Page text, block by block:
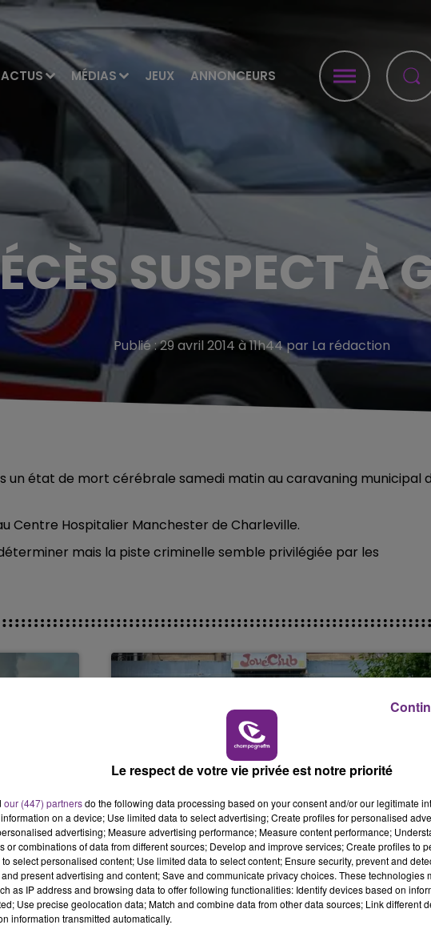
ACTUS MÉDIAS JEUX ANNONCEURS
11h00 - 16h00
LE WEEK-END CHAMPAGNE FM
SUSPECT À
Publié : 29 avril 2014 à 11h44 par La rédaction
un état de mort cérébrale samedi matin au caravaning municipal
Centre Hospitalier Manchester de Charleville.
mais la piste criminelle semble privilégiée par les
situation
SES PORTES
C'était l'une des institutions du centre-ville
rémois. Le magasin JouéClub est contraint de
fermer ses portes.
Le respect de votre vie privée est notre priorité
our (447) partnersdo the following data processing based on your consent and/or our legitimate
on a device; Use limited data to select advertising; Create profiles for personalised
advertising; Measure advertising performance; Measure content performance;
or combinations of data from different sources; Develop and improve services; Create profiles to
select personalised content; Use limited data to select content; Ensure security, prevent and
present advertising and content; Save and communicate privacy choices. These technologies
as IP address and browsing data to offer following functionalities: Identify devices based on
Use precise geolocation data; Match and combine data from other data sources; Link different
information transmitted automatically.